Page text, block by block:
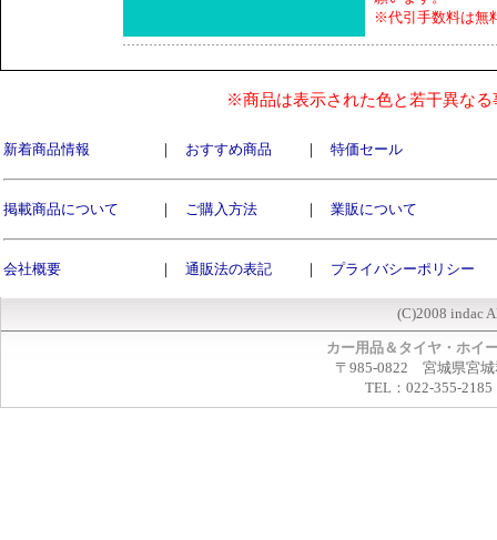
※代引手数料は無
※商品は表示された色と若干異な
新着商品情報 ｜ おすすめ商品 ｜ 特価セール
掲載商品について ｜ ご購入方法 ｜ 業販について
会社概要 ｜ 通販法の表記 ｜ プライバシーポリシー
(C)2008 indac
カー用品＆タイヤ・ホイ
〒985-0822 宮城県宮城
TEL：022-355-